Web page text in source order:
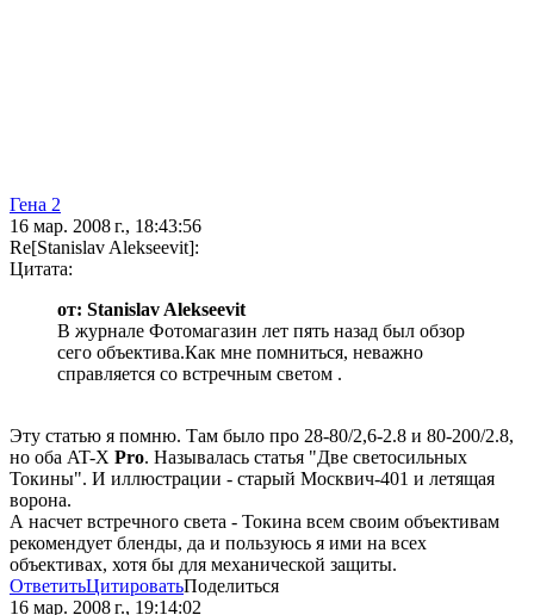
Гена 2
16 мар. 2008 г., 18:43:56
Re[Stanislav Alekseevit]:
Цитата:
от: Stanislav Alekseevit
В журнале Фотомагазин лет пять назад был обзор
сего объектива.Как мне помниться, неважно
справляется со встречным светом .
Эту статью я помню. Там было про 28-80/2,6-2.8 и 80-200/2.8,
но оба AT-X Pro. Называлась статья "Две светосильных
Токины". И иллюстрации - старый Москвич-401 и летящая
ворона.
А насчет встречного света - Токина всем своим объективам
рекомендует бленды, да и пользуюсь я ими на всех
объективах, хотя бы для механической защиты.
ОтветитьЦитироватьПоделиться
16 мар. 2008 г., 19:14:02